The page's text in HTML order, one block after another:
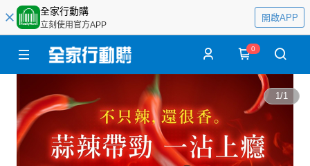
全家行動購
立刻使用官方APP
開啟APP
0
1/1